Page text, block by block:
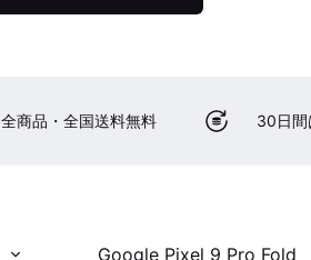
全商品・全国送料無料 30日間
Google Pixel 9 Pro Fold